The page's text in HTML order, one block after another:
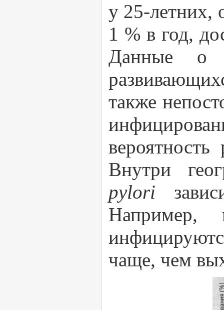
у 25-летних,
1 % в год,
Данные о
также
Внутри
pylori
чаще, чем